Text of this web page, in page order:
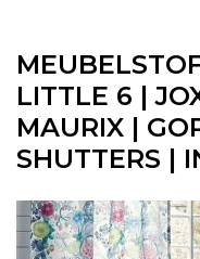
LITTLE 6 |
MAURIX |
SHUTTERS |